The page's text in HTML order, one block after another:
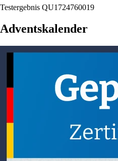
Testergebnis QU1724760019
Adventskalender